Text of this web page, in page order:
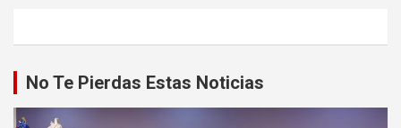
No Te Pierdas Estas Noticias